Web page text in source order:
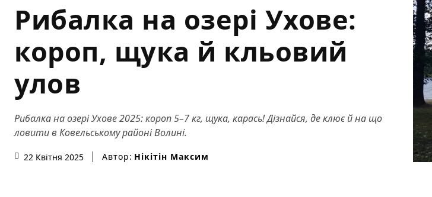
Рибалка на озері Ухове:
короп, щука й кльовий
улов
Рибалка на озері Ухове 2025: короп 5–7 кг, щука, карась! Дізнайся, де клює й на що
ловити в Ковельському районі Волині.
22 Квітня 2025 Автор: Нікітін Максим